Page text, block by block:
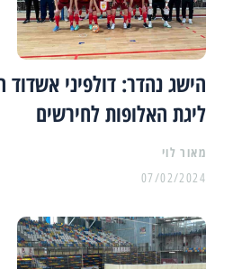
הישג נהדר: דולפיני אשדוד
ליגת האלופות לחירשים
מאור לוי
07/02/2024